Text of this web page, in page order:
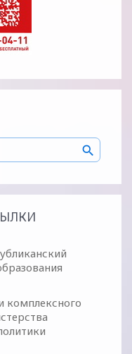
комплексного